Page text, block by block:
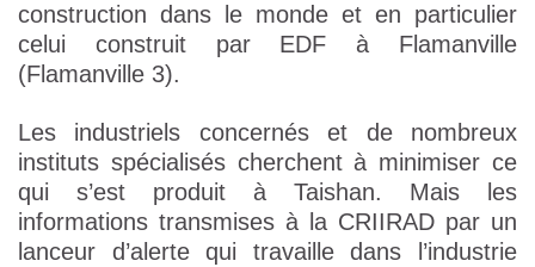
construction dans le monde et en particulier
celui construit par EDF à Flamanville
(Flamanville 3).
Les industriels concernés et de nombreux
instituts spécialisés cherchent à minimiser ce
qui s’est produit à Taishan. Mais les
informations transmises à la CRIIRAD par un
lanceur d’alerte qui travaille dans l’industrie